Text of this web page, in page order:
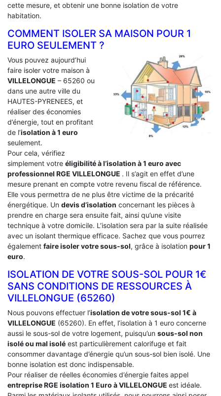
cette mesure, et obtenir une bonne isolation de votre
habitation.
COMMENT ISOLER SA MAISON POUR 1
EURO SEULEMENT ?
Vous pouvez aujourd’hui
faire isoler votre maison à
VILLELONGUE – 65260 ou
dans une autre ville du
HAUTES-PYRENEES, et
réaliser des économies
d’énergie, tout en profitant
de l’isolation à 1 euro
seulement.
Pour cela, vérifiez
simplement votre éligibilité à l’isolation à 1 euro avec
professionnel RGE VILLELONGUE . Il s’agit en effet d’une
mesure prenant en compte votre revenu fiscal de référence.
Elle vous permettra de ne plus être victime de la précarité
énergétique. Un devis d’isolation concernant les pièces à
prendre en charge sera ensuite fait, ainsi qu’une visite
technique à votre domicile. L’isolation sera par la suite réalisée
avec un isolant thermique efficace. Sachez que vous pourrez
également faire isoler votre sous-sol, grâce à isolation pour 1
euro.
ISOLATION DE VOTRE SOUS-SOL POUR 1€
SANS CONDITIONS DE RESSOURCES À
‎VILLELONGUE (65260)
Nous pouvons effectuer l’isolation de votre sous-sol 1€ à
VILLELONGUE (65260). En effet, l’isolation à 1 euro concerne
aussi le sous-sol de votre logement, puisqu’un sous-sol non
isolé ou mal isolé est particulièrement calorifuge et fait
consommer davantage d’énergie qu’un sous-sol bien isolé. Une
bonne isolation est donc indispensable.
Pour réaliser de réelles économies d’énergie faites appel
entreprise RGE isolation 1 Euro à VILLELONGUE est idéale.